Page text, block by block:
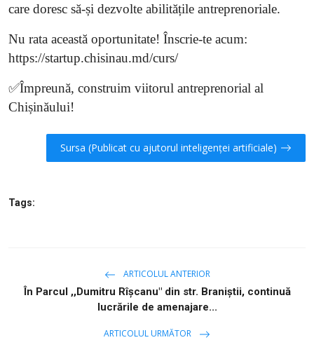
care doresc să-și dezvolte abilitățile antreprenoriale.
Nu rata această oportunitate! Înscrie-te acum:
https://startup.chisinau.md/curs/
✅Împreună, construim viitorul antreprenorial al
Chișinăului!
Sursa (Publicat cu ajutorul inteligenței artificiale)
Tags:
ARTICOLUL ANTERIOR
În Parcul ,,Dumitru Rîșcanu" din str. Braniştii, continuă
lucrările de amenajare...
ARTICOLUL URMĂTOR